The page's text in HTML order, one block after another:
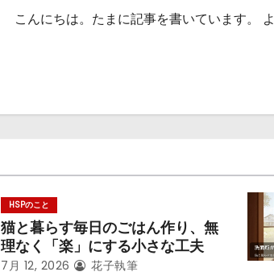
こんにちは。たまに記事を書いています。
HSPのこと
猫と暮らす毎日のごはん作り、無
理なく「楽」にする小さな工夫
7月 12, 2026 花子執筆